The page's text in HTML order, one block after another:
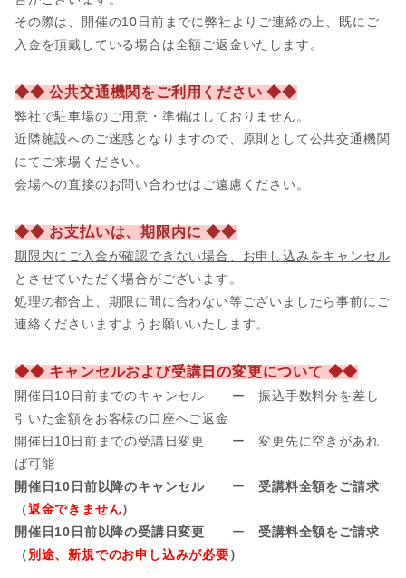
その際は、開催の10日前までに弊社よりご連絡の上、既にご
入金を頂戴している場合は全額ご返金いたします。
◆◆ 公共交通機関をご利用ください ◆◆
弊社で駐車場のご用意・準備はしておりません。
近隣施設へのご迷惑となりますので、原則として公共交通機関
にてご来場ください。
会場への直接のお問い合わせはご遠慮ください。
◆◆ お支払いは、期限内に ◆◆
期限内にご入金が確認できない場合、お申し込みをキャンセル
とさせていただく場合がございます。
処理の都合上、期限に間に合わない等ございましたら事前にご
連絡くださいますようお願いいたします。
◆◆ キャンセルおよび受講日の変更について ◆◆
開催日10日前までのキャンセル ー 振込手数料分を差し
引いた金額をお客様の口座へご返金
開催日10日前までの受講日変更 ー 変更先に空きがあれ
ば可能
開催日10日前以降のキャンセル ー受講料全額をご請求
（返金できません）
開催日10日前以降の受講日変更 ー受講料全額をご請求
（別途、新規でのお申し込みが必要）